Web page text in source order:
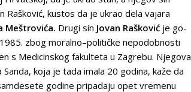
Rašković, kustos da je ukrao dela vajara
Meštrovića. Drugi sin Jovan Rašković je go­
zbog mo­ral­no–po­li­tič­ke ne­po­dob­no­sti
s Me­di­cin­skog fa­kul­te­ta u Za­gre­bu. Njegova
Sanda, koja je tada imala 20 godina, kaže da
go­di­ne pri­pa­da­ju opet vre­me­nu